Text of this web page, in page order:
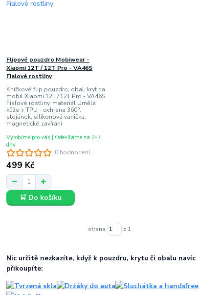
0 hodnocení
Flipové pouzdro Mobiwear -
Xiaomi 12T / 12T Pro - VA46S
Fialové rostliny
Knížkové flip pouzdro, obal, kryt na
mobil Xiaomi 12T / 12T Pro - VA46S
Fialové rostliny, materiál Umělá
kůže + TPU - ochrana 360°,
stojánek, silikonová vanička,
magnetické zavírání
499 Kč
Vyrobíme pro vás | Odesíláme za 2-3
dny
🛒 Do košíku
strana z 1
Nic určitě nezkazíte, když k pouzdru, krytu či obalu navíc
přikoupíte: